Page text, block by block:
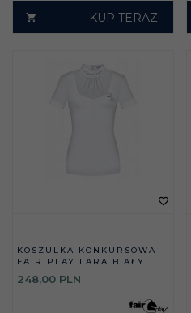
KUP TERAZ!
KOSZULKA KONKURSOWA
FAIR PLAY LARA BIAŁY
248,00 PLN